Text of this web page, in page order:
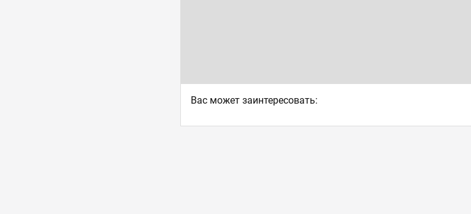
Ваc может заинтересовать: